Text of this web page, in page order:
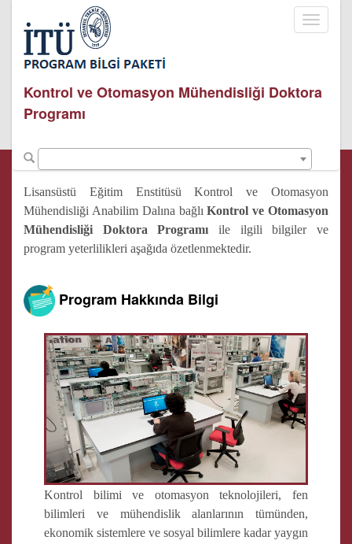
Toggle
Kontrol ve Otomasyon Mühendisliği Doktora
Programı
Lisansüstü Eğitim Enstitüsü Kontrol ve Otomasyon
Mühendisliği Anabilim Dalına bağlıKontrol ve Otomasyon
Mühendisliği Doktora Programı ile ilgili bilgiler ve
program yeterlilikleri aşağıda özetlenmektedir.
Program Hakkında Bilgi
Kontrol bilimi ve otomasyon teknolojileri, fen
bilimleri ve mühendislik alanlarının tümünden,
ekonomik sistemlere ve sosyal bilimlere kadar yaygın